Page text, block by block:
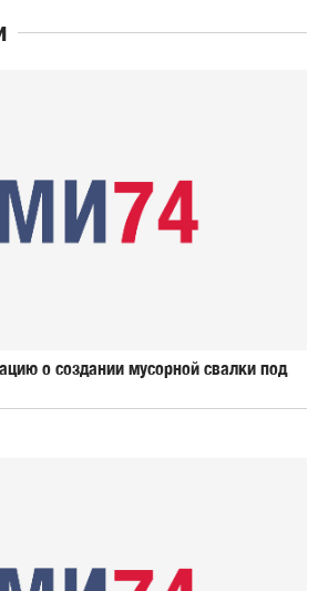
о создании мусорной свалки под